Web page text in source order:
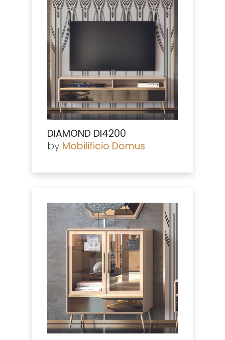
DIAMOND DI4200
by Mobilificio Domus